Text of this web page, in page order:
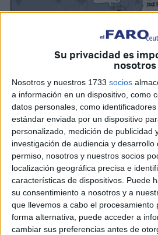
Su privacidad es
nosotros
Nosotros y nuestros 1733 socios
a información en un dispositivo, como
datos personales, como
estándar enviada por un dispositivo
personalizado, medición de publicidad
investigación de audiencia y desarrollo
permiso, nosotros y nuestros socios
localización geográfica precisa e
características de dispositivos. Puede
su consentimiento a nosotros y a
que llevemos a cabo el procesamiento
forma alternativa, puede acceder a
cambiar sus preferencias antes de
Related Posts
Colapso en el
contener una
HACE 2 MINUTOS
Detenida una mujer
difundir datos
de Ceuta